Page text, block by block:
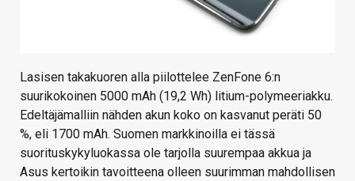
Lasisen takakuoren alla piilottelee ZenFone 6:n
suurikokoinen 5000 mAh (19,2 Wh) litium-polymeeriakku.
Edeltäjämalliin nähden akun koko on kasvanut peräti 50
%, eli 1700 mAh. Suomen markkinoilla ei tässä
suorituskykyluokassa ole tarjolla suurempaa akkua ja
Asus kertoikin tavoitteena olleen suurimman mahdollisen